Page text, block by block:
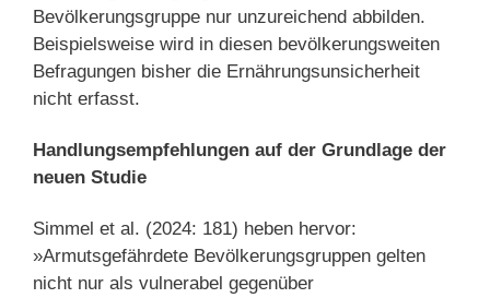
Bevölkerungsgruppe nur unzureichend abbilden.
Beispielsweise wird in diesen bevölkerungsweiten
Befragungen bisher die Ernährungsunsicherheit
nicht erfasst.
Handlungsempfehlungen auf der Grundlage der
neuen Studie
Simmel et al. (2024: 181) heben hervor:
»Armutsgefährdete Bevölkerungsgruppen gelten
nicht nur als vulnerabel gegenüber